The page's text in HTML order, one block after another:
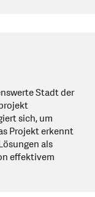
Stadt der
sich, um
Projekt erkennt
als
effektivem